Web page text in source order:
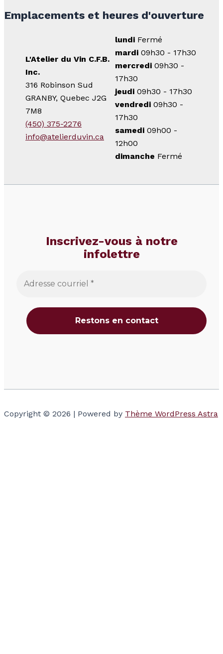
Emplacements et heures d'ouverture
L'Atelier du Vin C.F.B.
Inc.
316 Robinson Sud
GRANBY, Quebec J2G
7M8
(450) 375-2276
info@atelierduvin.ca
lundi Fermé
mardi 09h30 - 17h30
mercredi 09h30 -
17h30
jeudi 09h30 - 17h30
vendredi 09h30 -
17h30
samedi 09h00 -
12h00
dimanche Fermé
Inscrivez-vous à notre
infolettre
Copyright © 2026 | Powered by Thème WordPress Astra